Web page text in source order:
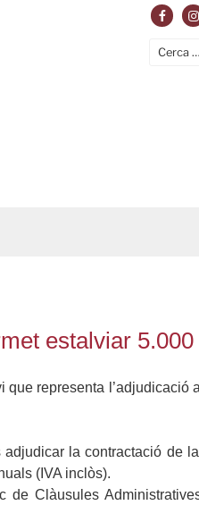
Cerca:
estalviar
representa l’adjudicació
la contractació de
(IVA inclòs).
de Clàusules